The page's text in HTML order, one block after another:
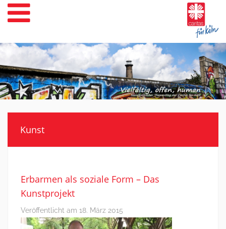
Weiter
zum
Inhalt
Kunst
Erbarmen als soziale Form – Das
Kunstprojekt
Veröffentlicht am 18. März 2015